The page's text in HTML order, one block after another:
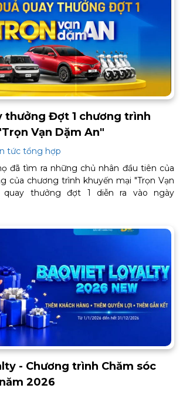
thưởng Đợt 1 chương trình
Vạn Dặm An"
tức tổng hợp
đã tìm ra những chủ nhân đầu tiên của
của chương trình khuyến mại "Trọn Vạn
thưởng đợt 1 diễn ra vào ngày
- Chương trình Chăm sóc
2026